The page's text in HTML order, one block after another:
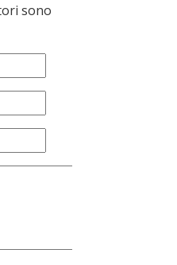
sono